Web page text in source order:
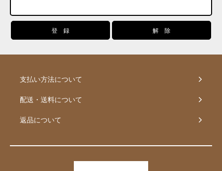
支払い方法について
配送・送料について
返品について